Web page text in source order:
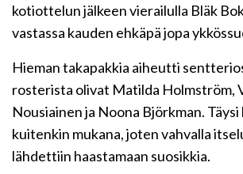
kotiottelun jälkeen vierailulla Bläk
vastassa kauden ehkäpä jopa
Hieman takapakkia aiheutti
rosterista olivat Matilda Holmström,
Nousiainen ja Noona Björkman.
kuitenkin mukana, joten vahvalla
lähdettiin haastamaan suosikkia.